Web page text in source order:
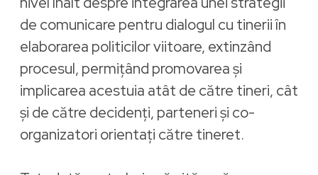
de comunicare pentru dialogul cu tinerii în
elaborarea politicilor viitoare, extinzând
procesul, permițând promovarea și
implicarea acestuia atât de către tineri, cât
și de către decidenți, parteneri și co-
organizatori orientați către tineret.